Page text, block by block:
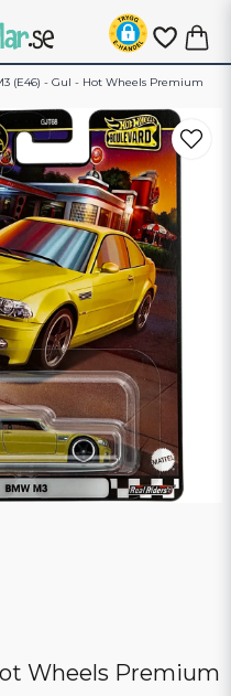
(E46) - Gul - Hot Wheels Premium
Wheels Premium